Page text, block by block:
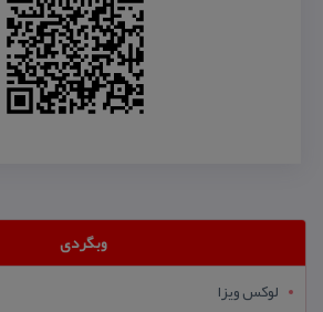
وبگردی
لوکس ویزا